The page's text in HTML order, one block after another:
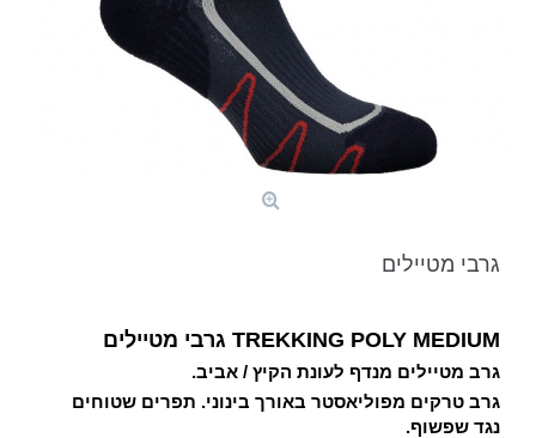
גרבי מטיילים
TREKKING POLY MEDIUM גרבי מטיילים
גרב מטיילים מנדף לעונת הקיץ / אביב.
גרב טרקים מפוליאסטר באורך בינוני. תפרים שטוחים
נגד שפשוף.